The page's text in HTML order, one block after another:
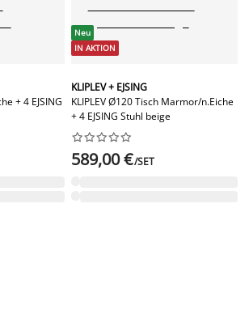
+ 4 EJSING
Neu
IN AKTION
KLIPLEV + EJSING
KLIPLEV Ø120 Tisch Marmor/n.Eiche
+ 4 EJSING Stuhl beige






589,00 €/SET